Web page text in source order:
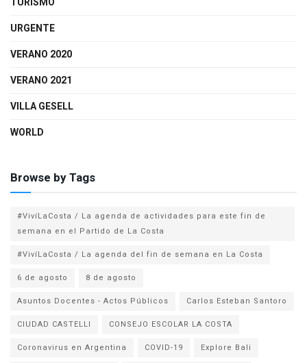
URGENTE
VERANO 2020
VERANO 2021
VILLA GESELL
WORLD
Browse by Tags
#VivíLaCosta / La agenda de actividades para este fin de
semana en el Partido de La Costa
#VivíLaCosta / La agenda del fin de semana en La Costa
6 de agosto
8 de agosto
Asuntos Docentes - Actos Públicos
Carlos Esteban Santoro
CIUDAD CASTELLI
CONSEJO ESCOLAR LA COSTA
Coronavirus en Argentina
COVID-19
Explore Bali